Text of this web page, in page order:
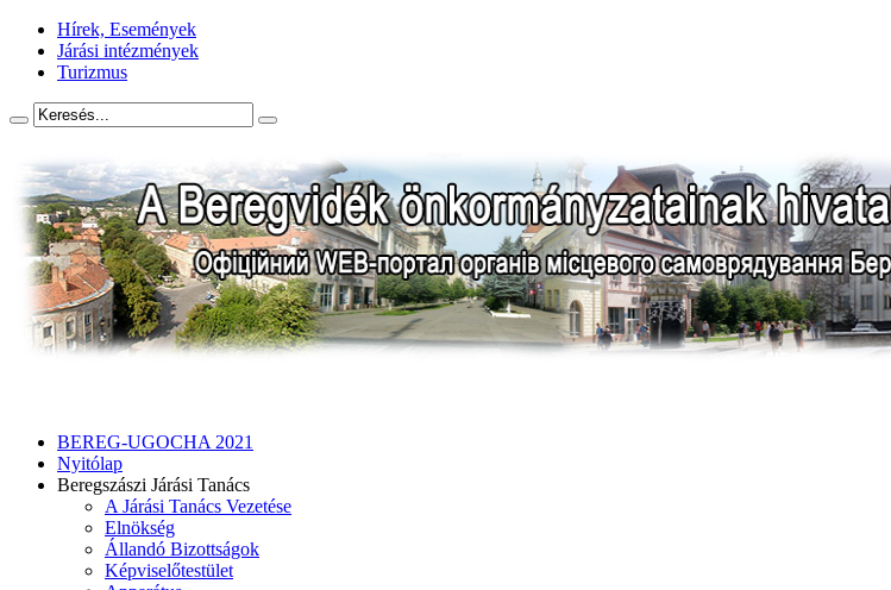
Hírek, Események
Járási intézmények
Turizmus
BEREG-UGOCHA 2021
Nyitólap
Beregszászi Járási Tanács
A Járási Tanács Vezetése
Elnökség
Állandó Bizottságok
Képviselőtestület